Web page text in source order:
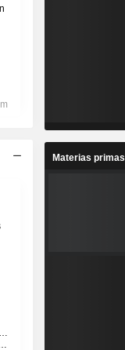
Materias primas